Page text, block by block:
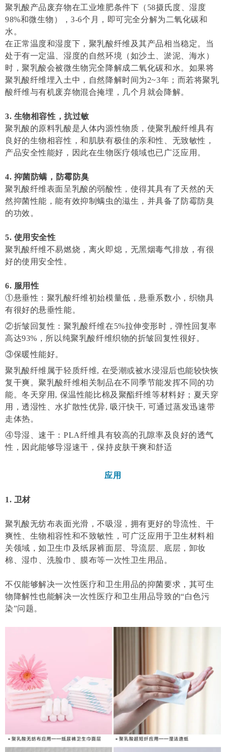
聚乳酸产品废弃物在工业堆肥条件下（58摄氏度、湿度
98%和微生物），3-6个月，即可完全分解为二氧化碳和
水。
在正常温度和湿度下，聚乳酸纤维及其产品相当稳定。当
处于有一定温、湿度的自然环境（如沙土、淤泥、海水）
时，聚乳酸会被微生物完全降解成二氧化碳和水。如果将
聚乳酸纤维埋入土中，自然降解时间为2~3年；而若将聚乳
酸纤维与有机废弃物混合掩埋，几个月就会降解。
3. 生物相容性，抗过敏
聚乳酸的原料乳酸是人体内源性物质，使聚乳酸纤维具有
良好的生物相容性，和肌肤有极佳的亲和性、无致敏性，
产品安全性能好，因此在生物医疗领域也已广泛应用。
4. 抑菌防螨，防霉防臭
聚乳酸纤维表面呈乳酸的弱酸性，使得其具有了天然的天
然抑菌性能，能有效抑制螨虫的滋生，并具备了防霉防臭
的功效。
5. 使用安全性
聚乳酸纤维不易燃烧，离火即熄，无黑烟毒气排放，有很
好的使用安全性。
6. 服用性
①悬垂性：聚乳酸纤维初始模量低，悬垂系数小，织物具
有很好的悬垂性能。
②折皱回复性：聚乳酸纤维在5%拉伸变形时，弹性回复率
高达93%，所以纯聚乳酸纤维织物的折皱回复性很好。
③保暖性能好。
聚乳酸纤维属于轻质纤维, 在受潮或被水浸湿后也能较快恢
复干爽。聚乳酸纤维相关制品在不同季节能发挥不同的功
能。冬天穿用, 保温性能比棉及聚酯纤维等材料好；夏天穿
用，透湿性、水扩散性优异, 吸汗快干, 可通过蒸发迅速带
走体热。
④导湿、速干：PLA纤维具有较高的孔隙率及良好的透气
性，因此能够导湿速干，保持皮肤干爽和舒适
应用
1. 卫材
聚乳酸无纺布表面光滑，不吸湿，拥有更好的导流性、干
爽性、生物相容性和不致敏性，可广泛应用于卫生材料相
关领域，如卫生巾及纸尿裤面层、导流层、底层，卸妆
棉、湿巾、洗脸巾、膜布等一次性卫生用品。
不仅能够解决一次性医疗和卫生用品的抑菌要求，其可生
物降解性也能解决一次性医疗和卫生用品导致的“白色污
染”问题。